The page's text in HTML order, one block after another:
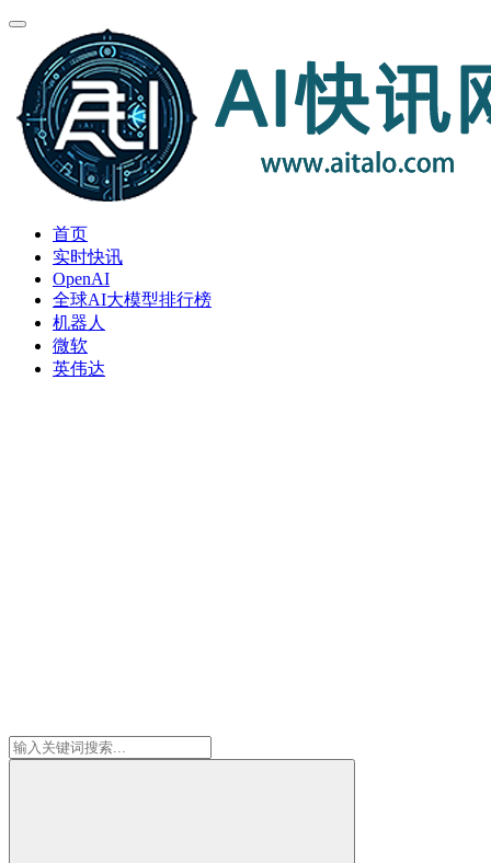
首页
实时快讯
OpenAI
全球AI大模型排行榜
机器人
微软
英伟达